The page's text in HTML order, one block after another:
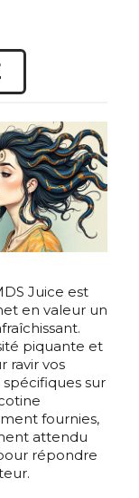
Juice est
en valeur un
piquante et
ravir vos
sur
fournies,
attendu
répondre